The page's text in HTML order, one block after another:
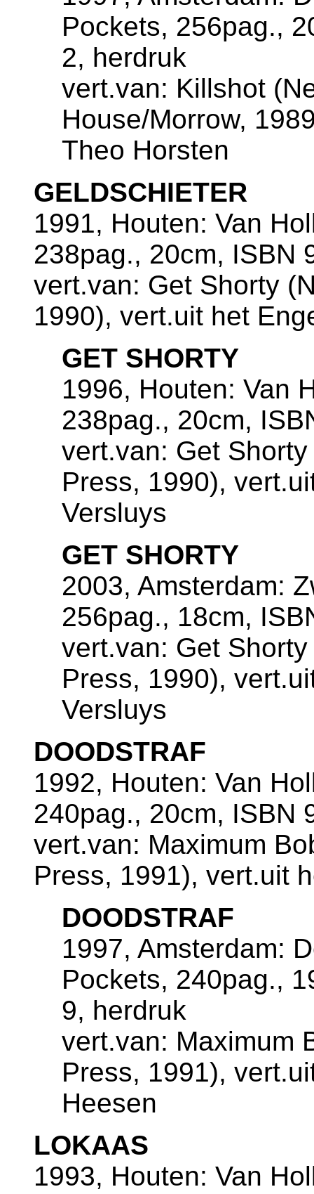
Pockets, 256pag.,
2, herdruk
vert.van: Killshot
House/Morrow,
Theo Horsten
GELDSCHIETER
1991, Houten: Van
238pag., 20cm, ISBN
vert.van: Get Shorty
1990), vert.uit het
GET SHORTY
1996, Houten: Van
238pag., 20cm,
vert.van: Get
Press, 1990),
Versluys
GET SHORTY
2003, Amsterdam:
256pag., 18cm,
vert.van: Get
Press, 1990),
Versluys
DOODSTRAF
1992, Houten: Van
240pag., 20cm, ISBN
vert.van: Maximum
Press, 1991), vert.uit
DOODSTRAF
1997, Amsterdam:
Pockets, 240pag.,
9, herdruk
vert.van: Maximum
Press, 1991),
Heesen
LOKAAS
1993, Houten: Van